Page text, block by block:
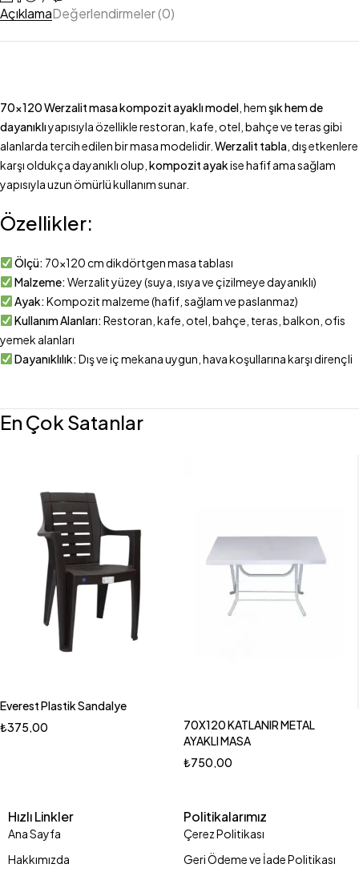
AçıklamaDeğerlendirmeler (0)
70×120 Werzalit masa kompozit ayaklı model , hemşık hem de
dayanıklıyapısıyla özellikle restoran, kafe, otel, bahçe ve teras gibi
alanlarda tercih edilen bir masa modelidir. Werzalit tabla , dış etkenlere
karşı oldukça dayanıklı olup, kompozit ayakise hafif ama sağlam
yapısıyla uzun ömürlü kullanım sunar.
Özellikler:
Ölçü: 70×120 cm dikdörtgen masa tablası
Malzeme:Werzalit yüzey (suya, ısıya ve çizilmeye dayanıklı)
Ayak:Kompozit malzeme (hafif, sağlam ve paslanmaz)
Kullanım Alanları:Restoran, kafe, otel, bahçe, teras, balkon, ofis
yemek alanları
Dayanıklılık:Dış ve iç mekana uygun, hava koşullarına karşı dirençli
En Çok Satanlar
Everest Plastik Sandalye
₺375,00
70X120 KATLANIR METAL
AYAKLI MASA
₺750,00
Hızlı Linkler
Ana Sayfa
Hakkımızda
Politikalarımız
Çerez Politikası
Geri Ödeme ve İade Politikası